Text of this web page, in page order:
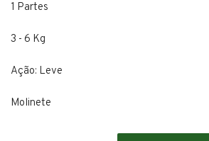
1 Partes
3 - 6 Kg
Ação: Leve
Molinete